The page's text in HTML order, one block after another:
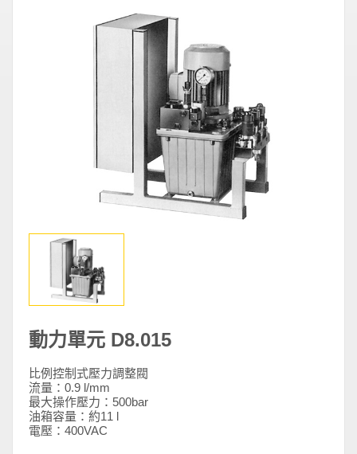
動力單元 D8.015
比例控制式壓力調整閥
流量：0.9 l/mm
最大操作壓力：500bar
油箱容量：約11 l
電壓：400VAC